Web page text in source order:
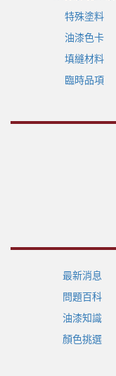
特殊塗料
油漆色卡
填縫材料
臨時品項
最新消息
問題百科
油漆知識
顏色挑選